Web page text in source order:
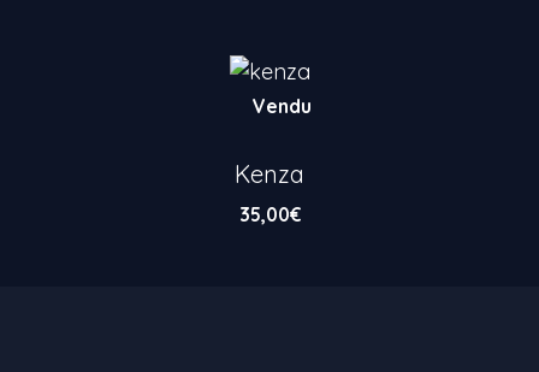
Vendu
Kenza
35,00€